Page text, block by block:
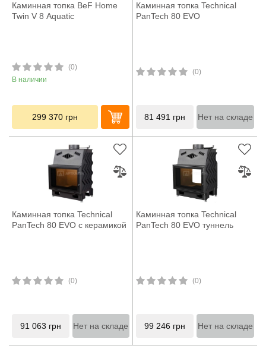
Каминная топка BeF Home
Twin V 8 Aquatic
(0)
В наличии
299 370 грн
Каминная топка Technical
PanTech 80 EVO
(0)
81 491 грн Нет на складе
Каминная топка Technical
PanTech 80 EVO с керамикой
(0)
91 063 грн Нет на складе
Каминная топка Technical
PanTech 80 EVO туннель
(0)
99 246 грн Нет на складе